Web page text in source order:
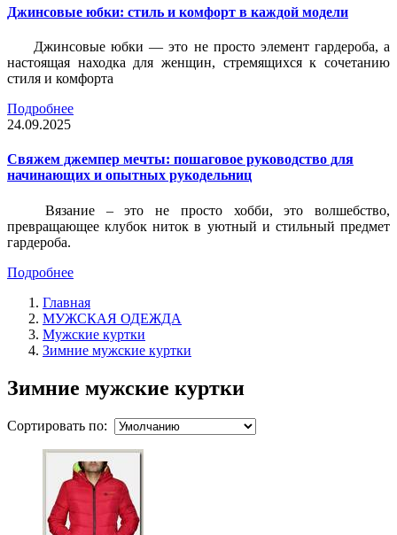
Джинсовые юбки: стиль и комфорт в каждой модели
Джинсовые юбки — это не просто элемент гардероба, а
настоящая находка для женщин, стремящихся к сочетанию
стиля и комфорта
Подробнее
24.09.2025
Свяжем джемпер мечты: пошаговое руководство для
начинающих и опытных рукодельниц
Вязание – это не просто хобби, это волшебство,
превращающее клубок ниток в уютный и стильный предмет
гардероба.
Подробнее
Главная
МУЖСКАЯ ОДЕЖДА
Мужские куртки
Зимние мужские куртки
Зимние мужские куртки
Сортировать по: